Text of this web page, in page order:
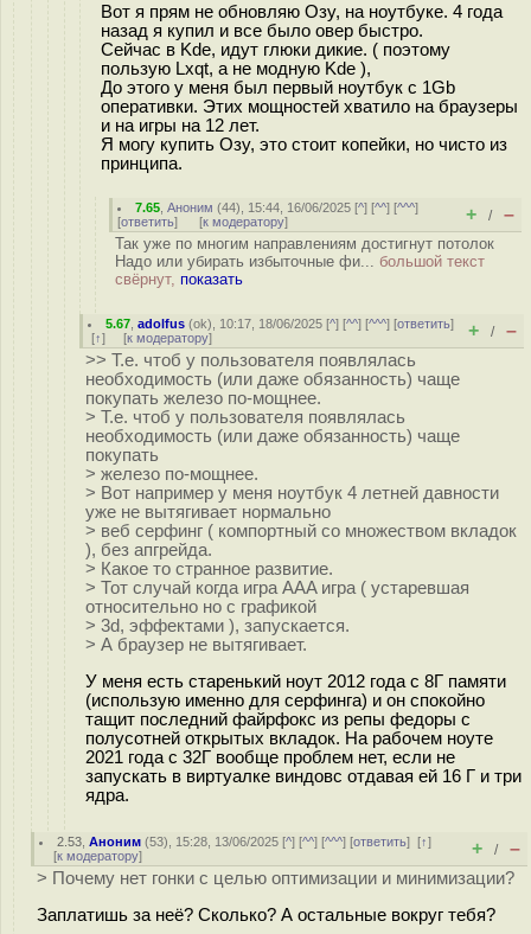
Вот я прям не обновляю Озу, на ноутбуке. 4 года
назад я купил и все было овер быстро.
Сейчас в Kde, идут глюки дикие. ( поэтому
пользую Lxqt, а не модную Kde ),
До этого у меня был первый ноутбук с 1Gb
оперативки. Этих мощностей хватило на браузеры
и на игры на 12 лет.
Я могу купить Озу, это стоит копейки, но чисто из
принципа.
7.65 ,Аноним (44), 15:44, 16/06/2025 [^] [^^] [^^^]
[ответить] [к модератору] + / –
Так уже по многим направлениям достигнут потолок
Надо или убирать избыточные фи... большой текст
свёрнут, показать
5.67 ,adolfus (ok), 10:17, 18/06/2025 [^] [^^] [^^^] [ответить]
[↑] [к модератору] + / –
>> Т.е. чтоб у пользователя появлялась
необходимость (или даже обязанность) чаще
покупать железо по-мощнее.
> Т.е. чтоб у пользователя появлялась
необходимость (или даже обязанность) чаще
покупать
> железо по-мощнее.
> Вот например у меня ноутбук 4 летней давности
уже не вытягивает нормально
> веб серфинг ( компортный со множеством вкладок
), без апгрейда.
> Какое то странное развитие.
> Тот случай когда игра AAA игра ( устаревшая
относительно но с графикой
> 3d, эффектами ), запускается.
> А браузер не вытягивает.
У меня есть старенький ноут 2012 года с 8Г памяти
(использую именно для серфинга) и он спокойно
тащит последний файрфокс из репы федоры с
полусотней открытых вкладок. На рабочем ноуте
2021 года с 32Г вообще проблем нет, если не
запускать в виртуалке виндовс отдавая ей 16 Г и три
ядра.
2.53 ,Аноним (53), 15:28, 13/06/2025 [^] [^^] [^^^] [ответить][↑]
[к модератору] + / –
> Почему нет гонки с целью оптимизации и минимизации?
Заплатишь за неё? Сколько? А остальные вокруг тебя?